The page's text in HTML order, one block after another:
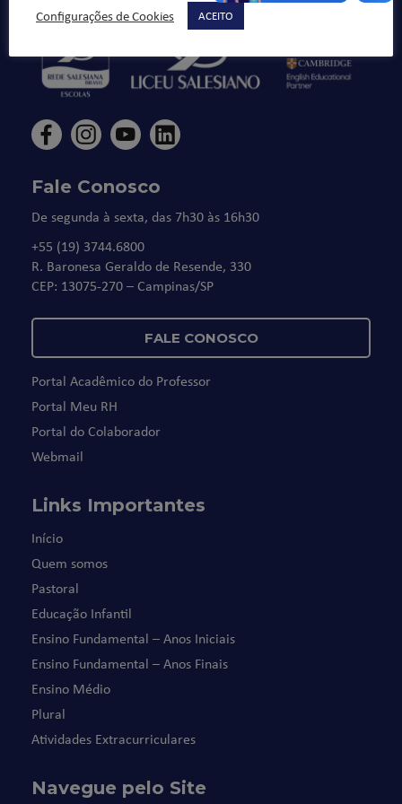
Fale Conosco
De segunda à sexta, das 7h30 às 16h30
+55 (19) 3744.6800
R. Baronesa Geraldo de Resende, 330
CEP: 13075-270 – Campinas/SP
FALE CONOSCO
Portal Acadêmico do Professor
Portal Meu RH
Portal do Colaborador
Webmail
Links Importantes
Início
Quem somos
Pastoral
Educação Infantil
Ensino Fundamental – Anos Iniciais
Ensino Fundamental – Anos Finais
Ensino Médio
Plural
Atividades Extracurriculares
Navegue pelo Site
Configurações de Cookies
ACEITO